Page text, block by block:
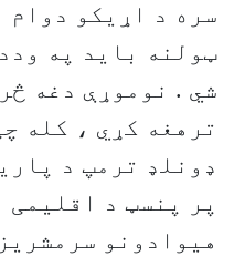
سره د اړیکو دوام
ټولنه باید په
شي . نوموړې دغه
ترهغه کړي ، کله
پر پنسټ د اقلیمی
هیوادونو